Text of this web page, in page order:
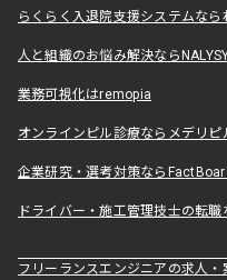
らくらく入退院支援システムなら
人と組織のお悩み解決なら
業務可視化はremopia
オンラインピル診療ならメデリピ
企業研究・選考対策なら
ドライバー・施工管理技士の転
フリーランスエンジニアの求人・